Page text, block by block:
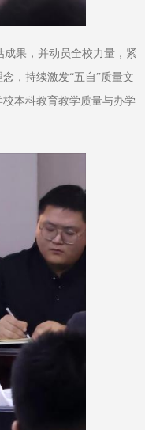
果，并动员全校力量，紧
，持续激发“五自”质量文
本科教育教学质量与办学